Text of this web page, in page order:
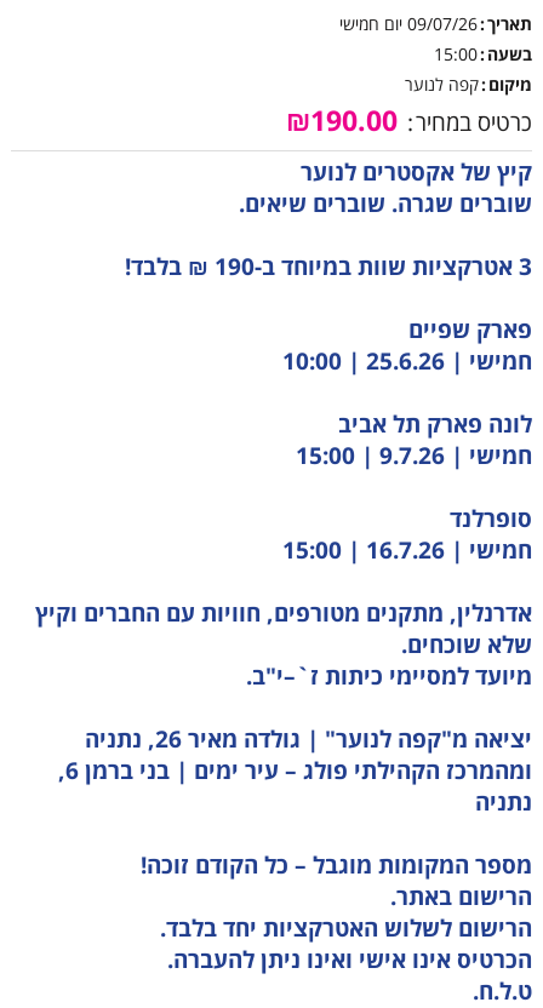
תאריך 09/07/26 יום חמישי
בשעה 15:00
מיקום קפה לנוער
כרטיס במחיר
קיץ של אקסטרים לנוער
שוברים שגרה. שוברים שיאים.
3 אטרקציות שוות במיוחד ב-190 ₪ בלבד!
פארק שפיים
חמישי | 25.6.26 | 10:00
לונה פארק תל אביב
חמישי | 9.7.26 | 15:00
סופרלנד
חמישי | 16.7.26 | 15:00
אדרנלין, מתקנים מטורפים, חוויות עם החברים וקיץ
שלא שוכחים.
מיועד למסיימי כיתות ז`–י"ב.
יציאה מ"קפה לנוער" | גולדה מאיר 26, נתניה
ומהמרכז הקהילתי פולג – עיר ימים | בני ברמן 6,
נתניה
מספר המקומות מוגבל – כל הקודם זוכה!
הרישום באתר.
הרישום לשלוש האטרקציות יחד בלבד.
הכרטיס אינו אישי ואינו ניתן להעברה.
ט.ל.ח.